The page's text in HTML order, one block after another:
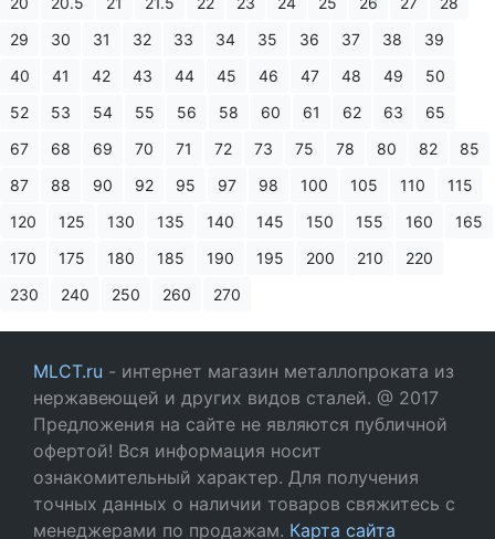
29
30 31 32 33 34 35 36 37 38
39
40
41 42 43 44 45 46 47 48 49
50
52
53 54 55 56 58 60 61 62 63
65
67
68 69 70 71 72 73 75 78 80 82
85
87
88 90 92 95 97 98 100 105 110
115
120
125 130 135 140 145 150 155 160
165
170
175 180 185 190 195 200 210
220
230
240 250 260 270
MLCT.ru - интернет магазин металлопроката из
нержавеющей и других видов сталей. @ 2017
Предложения на сайте не являются публичной
офертой! Вся информация носит
ознакомительный характер. Для получения
точных данных о наличии товаров свяжитесь с
менеджерами по продажам. Карта сайта